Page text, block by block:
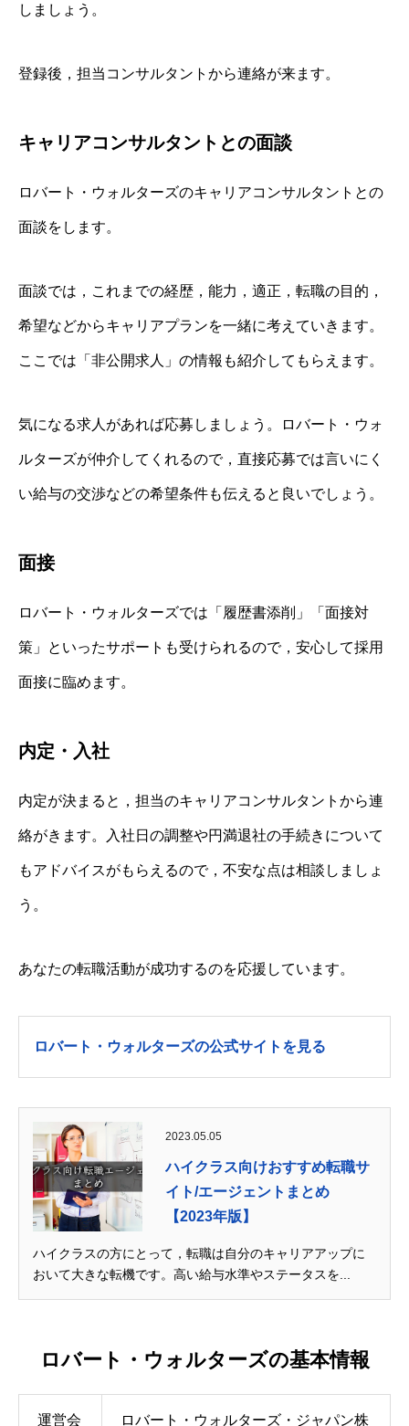
しましょう。
登録後，担当コンサルタントから連絡が来ます。
キャリアコンサルタントとの面談
ロバート・ウォルターズのキャリアコンサルタントとの
面談をします。
面談では，これまでの経歴，能力，適正，転職の目的，
希望などからキャリアプランを一緒に考えていきます。
ここでは「非公開求人」の情報も紹介してもらえます。
気になる求人があれば応募しましょう。ロバート・ウォ
ルターズが仲介してくれるので，直接応募では言いにく
い給与の交渉などの希望条件も伝えると良いでしょう。
面接
ロバート・ウォルターズでは「履歴書添削」「面接対
策」といったサポートも受けられるので，安心して採用
面接に臨めます。
内定・入社
内定が決まると，担当のキャリアコンサルタントから連
絡がきます。入社日の調整や円満退社の手続きについて
もアドバイスがもらえるので，不安な点は相談しましょ
う。
あなたの転職活動が成功するのを応援しています。
ロバート・ウォルターズの公式サイトを見る
2023.05.05
ハイクラス向けおすすめ転職サ
イト/エージェントまとめ
【2023年版】
ハイクラスの方にとって，転職は自分のキャリアアップに
おいて大きな転機です。高い給与水準やステータスを...
ロバート・ウォルターズの基本情報
運営会 ロバート・ウォルターズ・ジャパン株